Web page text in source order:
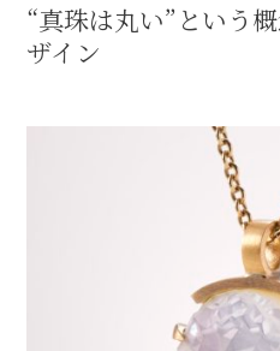
“真珠は丸い”という
ザイン